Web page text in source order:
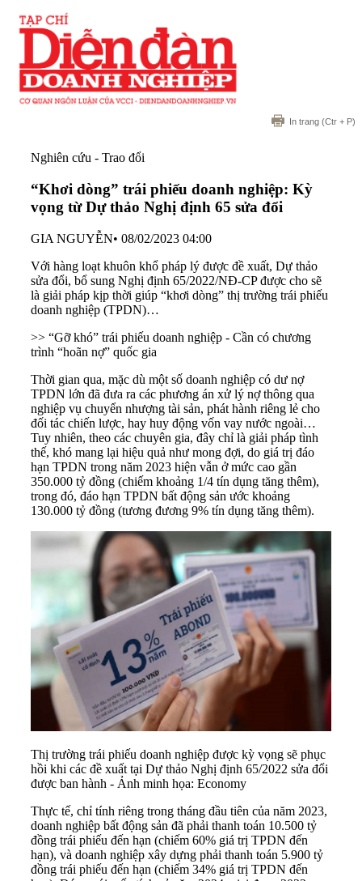
In trang (Ctr + P)
Nghiên cứu - Trao đổi
“Khơi dòng” trái phiếu doanh nghiệp: Kỳ
vọng từ Dự thảo Nghị định 65 sửa đổi
GIA NGUYỄN• 08/02/2023 04:00
Với hàng loạt khuôn khổ pháp lý được đề xuất, Dự thảo
sửa đổi, bổ sung Nghị định 65/2022/NĐ-CP được cho sẽ
là giải pháp kịp thời giúp “khơi dòng” thị trường trái phiếu
doanh nghiệp (TPDN)…
>> “Gỡ khó” trái phiếu doanh nghiệp - Cần có chương
trình “hoãn nợ” quốc gia
Thời gian qua, mặc dù một số doanh nghiệp có dư nợ
TPDN lớn đã đưa ra các phương án xử lý nợthông qua
nghiệp vụ chuyển nhượng tài sản, phát hành riêng lẻ cho
đối tác chiến lược, hay huy động vốn vay nước ngoài…
Tuy nhiên, theo các chuyên gia, đây chỉ là giải pháp tình
thế, khó mang lại hiệu quả như mong đợi, do giá trị đáo
hạn TPDN trong năm 2023 hiện vẫn ở mức cao gần
350.000 tỷ đồng (chiếm khoảng 1/4 tín dụng tăng thêm),
trong đó, đáo hạn TPDN bất động sản ước khoảng
130.000 tỷ đồng (tương đương 9% tín dụng tăng thêm).
Thị trường trái phiếu doanh nghiệp được kỳ vọng sẽ phục
hồi khi các đề xuất tại Dự thảo Nghị định 65/2022 sửa đổi
được ban hành - Ảnh minh họa: Economy
Thực tế, chỉ tính riêng trong tháng đầu tiên của năm 2023,
doanh nghiệp bất động sản đã phải thanh toán 10.500 tỷ
đồng trái phiếu đến hạn (chiếm 60% giá trị TPDN đến
hạn), và doanh nghiệp xây dựng phải thanh toán 5.900 tỷ
đồng trái phiếu đến hạn (chiếm 34% giá trị TPDN đến